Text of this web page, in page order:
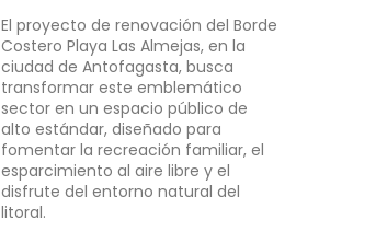
El proyecto de renovación del Borde
Costero Playa Las Almejas, en la
ciudad de Antofagasta, busca
transformar este emblemático
sector en un espacio público de
alto estándar, diseñado para
fomentar la recreación familiar, el
esparcimiento al aire libre y el
disfrute del entorno natural del
litoral.